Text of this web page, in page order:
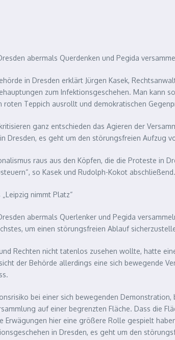
abermals Querdenken und Pegida
in Dresden erklärt Jürgen Kasek,
zum Infektionsgeschehen. Man kann
Teppich ausrollt und demokratischen
ganz entschieden das Agieren der
Dresden, es geht um den störungsfreien Aufzug
raus aus den Köpfen, die die Proteste
so Kasek und Rudolph-Kokot abschließend.
nimmt Platz“
abermals Querlenker und Pegida
um einen störungsfreien Ablauf
Rechten nicht tatenlos zusehen wollte, hatte
der Behörde allerdings eine sich bewegende
bei einer sich bewegenden
auf einer begrenzten Fläche. Dass die
hier eine größere Rolle gespielt
in Dresden, es geht um den